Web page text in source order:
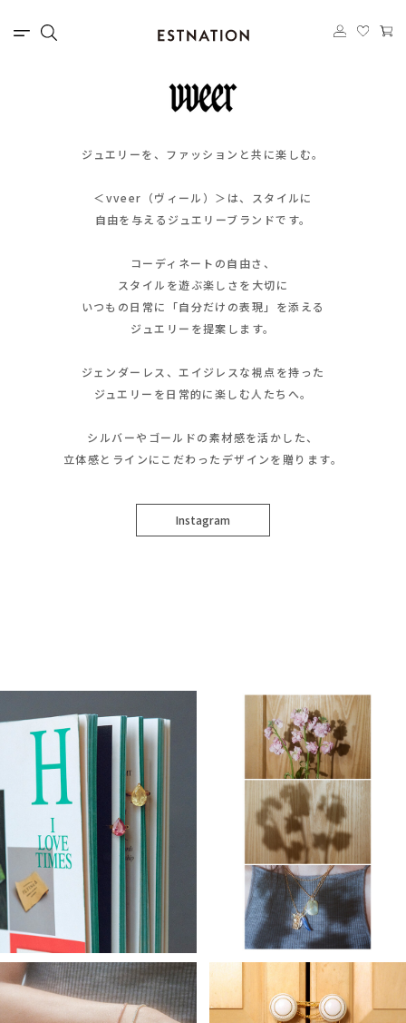
ジュエリーを、ファッションと共に楽しむ。
＜vveer（ヴィール）＞は、スタイルに
自由を与えるジュエリーブランドです。
コーディネートの自由さ、
スタイルを遊ぶ楽しさを大切に
いつもの日常に「自分だけの表現」を添える
ジュエリーを提案します。
ジェンダーレス、エイジレスな視点を持った
ジュエリーを日常的に楽しむ人たちへ。
シルバーやゴールドの素材感を活かした、
立体感とラインにこだわったデザインを贈ります。
Instagram